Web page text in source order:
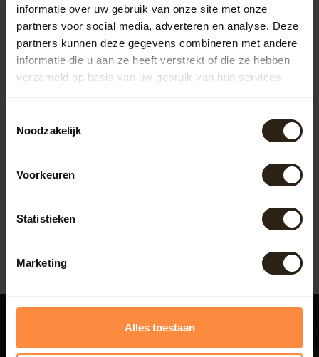
informatie over uw gebruik van onze site met onze
partners voor social media, adverteren en analyse. Deze
partners kunnen deze gegevens combineren met andere
informatie die u aan ze heeft verstrekt of die ze hebben
verzameld op basis van uw gebruik van hun services.
Noodzakelijk
Voorkeuren
Statistieken
Marketing
Alles toestaan
Wine barrel table
"Champagne"
handcrafted from used oak
299,00